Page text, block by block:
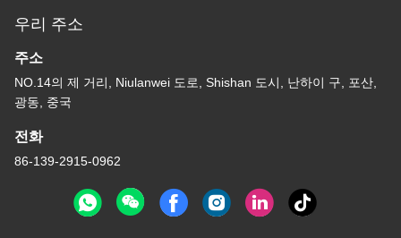
우리 주소
주소
NO.14의 제 거리, Niulanwei 도로, Shishan 도시, 난하이 구, 포산,
광동, 중국
전화
86-139-2915-0962